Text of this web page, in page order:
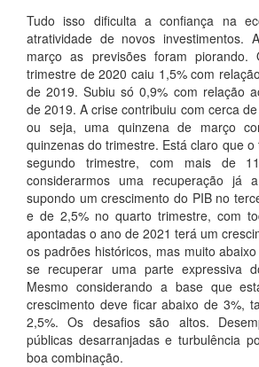
Tudo isso dificulta a confiança na
atratividade de novos investimentos.
março as previsões foram piorando.
trimestre de 2020 caiu 1,5% com
de 2019. Subiu só 0,9% com relação
de 2019. A crise contribuiu com cerca
ou seja, uma quinzena de março
quinzenas do trimestre. Está claro que
segundo trimestre, com mais de
considerarmos uma recuperação
supondo um crescimento do PIB no
e de 2,5% no quarto trimestre, com
apontadas o ano de 2021 terá um
os padrões históricos, mas muito
se recuperar uma parte expressiva
Mesmo considerando a base que
crescimento deve ficar abaixo de 3%,
2,5%. Os desafios são altos.
públicas desarranjadas e turbulência
boa combinação.